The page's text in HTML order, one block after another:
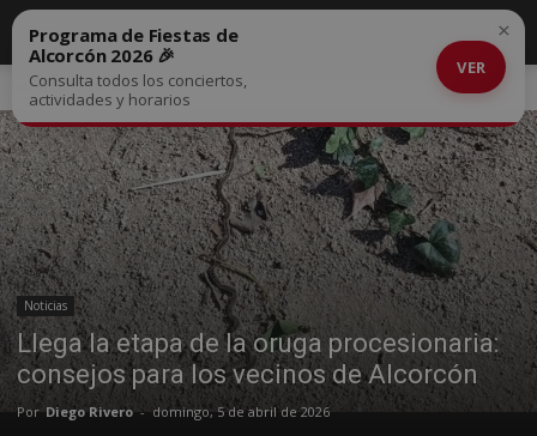
Inicio Noticias
Noticias
Llega la etapa de la oruga procesionaria:
consejos para los vecinos de Alcorcón
Por Diego Rivero - domingo, 5 de abril de 2026
Programa de Fiestas de
Alcorcón 2026 🎉
Consulta todos los conciertos,
actividades y horarios
VER
×